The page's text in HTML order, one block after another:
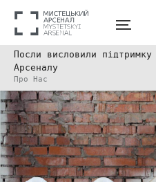
Посли висловили
Арсеналу
Про Нас